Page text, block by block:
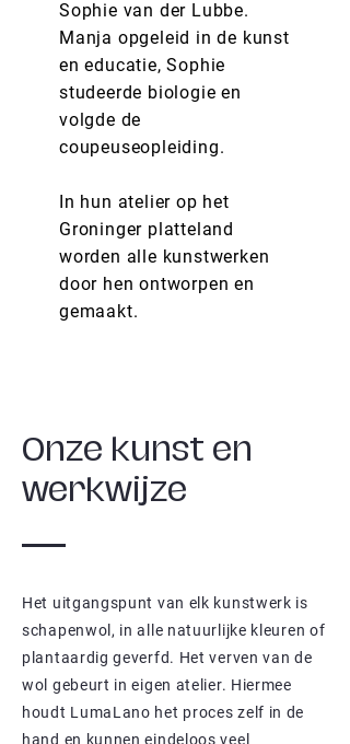
Sophie van der Lubbe.
Manja opgeleid in de kunst
en educatie, Sophie
studeerde biologie en
volgde de
coupeuseopleiding.
In hun atelier op het
Groninger platteland
worden alle kunstwerken
door hen ontworpen en
gemaakt.
Onze kunst en
werkwijze
Het uitgangspunt van elk kunstwerk is
schapenwol, in alle natuurlijke kleuren of
plantaardig geverfd. Het verven van de
wol gebeurt in eigen atelier. Hiermee
houdt LumaLano het proces zelf in de
hand en kunnen eindeloos veel